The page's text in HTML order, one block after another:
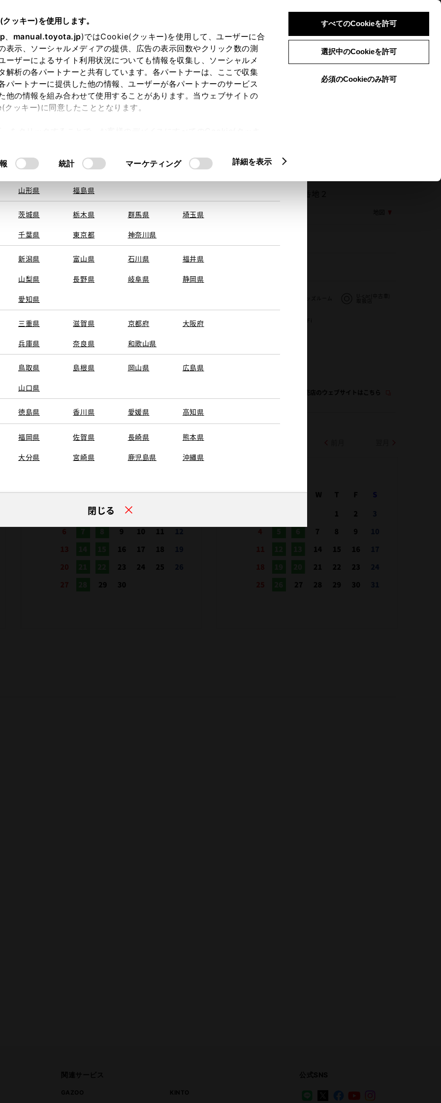
ッキー)を使用します。
、 manual.toyota.jp)ではCookie(クッキー)を使用して、ユーザーに合
表示、ソーシャルメディアの提供、広告の表示回数やクリック数の測
ーザーによるサイト利用状況についても情報を収集し、ソーシャルメ
解析の各パートナーと共有しています。各パートナーは、ここで収集
パートナーに提供した他の情報、ユーザーが各パートナーのサービス
他の情報を組み合わせて使用することがあります。当ウェブサイトの
ッキー)に同意したこととなります。
統計 マーケティング 詳細を表示
すべてのCookieを許可
選択中のCookieを許可
必須のCookieのみ許可
ログイン 検索 メニュー
得できませんでした。
地域・都道府県をお選びください。
旭川 釧路 札幌
青森県 岩手県 宮城県 秋田県
山形県 福島県
茨城県 栃木県 群馬県 埼玉県
千葉県 東京都 神奈川県
新潟県 富山県 石川県 福井県
山梨県 長野県 岐阜県 静岡県
愛知県
三重県 滋賀県 京都府 大阪府
兵庫県 奈良県 和歌山県
鳥取県 島根県 岡山県 広島県
山口県
徳島県 香川県 愛媛県 高知県
福岡県 佐賀県 長崎県 熊本県
大分県 宮崎県 鹿児島県 沖縄県
閉じる
メニュー
方 オンライン購入 お気に入り
電話
09:30～17:30
U-car(中古車)
G-Station WiFi
この販売店のウェブサイトはこちら
関連サービス
GAZOO KINTO
公式SNS
LINE Facebook
YouTube